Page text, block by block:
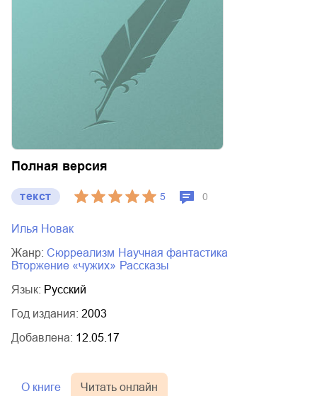
Полная версия
текст 5 0
Илья Новак
Жанр:
сюрреализм
научная фантастика
вторжение «чужих»
рассказы
Язык: Русский
Год издания: 2003
Добавлена: 12.05.17
О книге Читать онлайн